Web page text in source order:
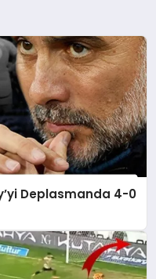
Deplasmanda 4-0